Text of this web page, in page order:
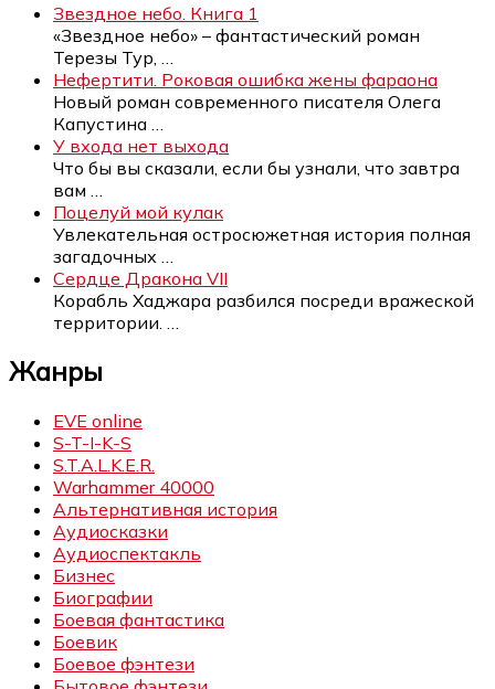
Звездное небо. Книга 1
«Звездное небо» – фантастический роман
Терезы Тур,
Нефертити. Роковая ошибка жены фараона
Новый роман современного писателя Олега
Капустина
У входа нет выхода
Что бы вы сказали, если бы узнали, что завтра
вам
Поцелуй мой кулак
Увлекательная остросюжетная история полная
загадочных
Сердце Дракона VII
Корабль Хаджара разбился посреди вражеской
территории.
Жанры
EVE online
S-T-I-K-S
S.T.A.L.K.E.R.
Warhammer 40000
Альтернативная история
Аудиосказки
Аудиоспектакль
Бизнес
Биографии
Боевая фантастика
Боевик
Боевое фэнтези